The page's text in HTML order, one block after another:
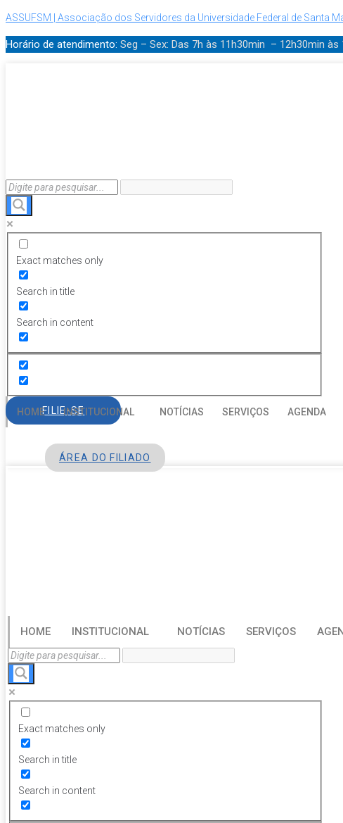
ASSUFSM | Associação dos Servidores da Universidade Federal de Santa
Horário de atendimento: Seg – Sex: Das 7h às 11h30min – 12h30min às
Exact matches only
Search in title
Search in content
HOME INSTITUCIONAL NOTÍCIAS SERVIÇOS AGENDA
FILIE-SE
ÁREA DO FILIADO
HOME INSTITUCIONAL NOTÍCIAS SERVIÇOS
Exact matches only
Search in title
Search in content